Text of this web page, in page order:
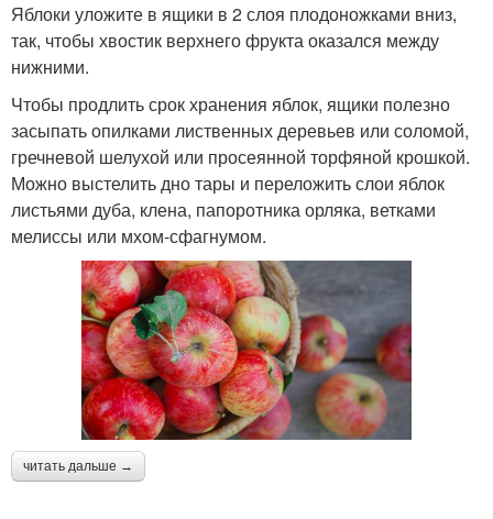
Яблоки уложите в ящики в 2 слоя плодоножками вниз,
так, чтобы хвостик верхнего фрукта оказался между
нижними.
Чтобы продлить срок хранения яблок, ящики полезно
засыпать опилками лиственных деревьев или соломой,
гречневой шелухой или просеянной торфяной крошкой.
Можно выстелить дно тары и переложить слои яблок
листьями дуба, клена, папоротника орляка, ветками
мелиссы или мхом-сфагнумом.
читать дальше →